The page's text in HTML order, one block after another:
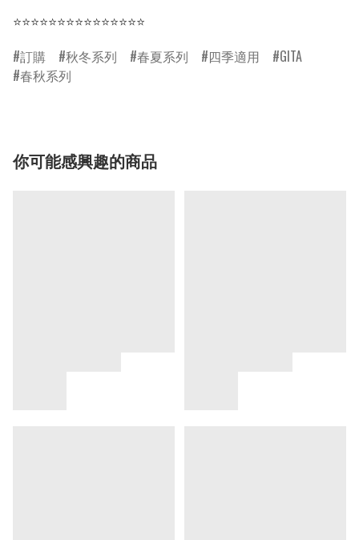
⭐⭐⭐⭐⭐⭐⭐⭐⭐⭐⭐⭐⭐⭐⭐
訂購
秋冬系列 春夏系列 四季適用
GITA
春秋系列
你可能感興趣的商品